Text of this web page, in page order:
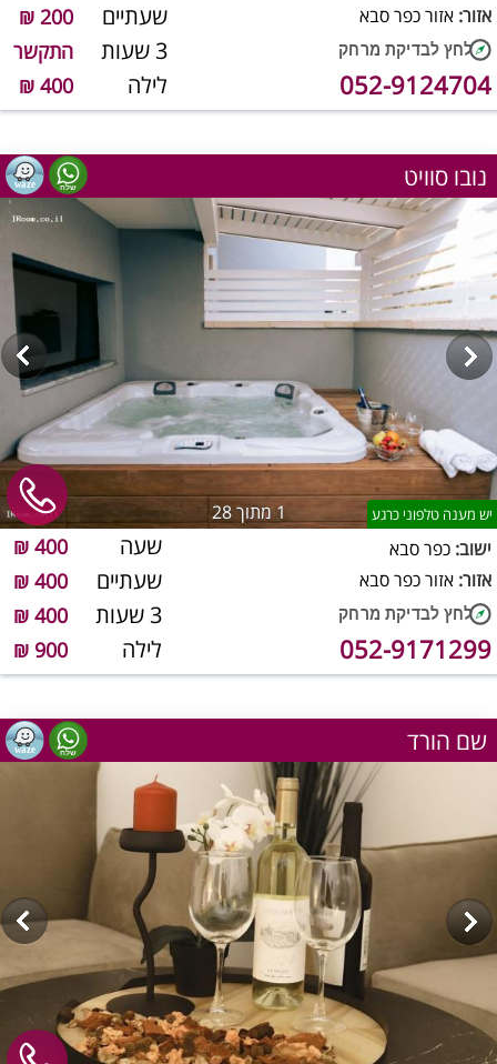
שעתיים 200 ₪
3 שעות התקשר
לילה 400 ₪
אזור: אזור כפר סבא
052-9124704
נובו סוויט
1מתוך 28 יש מענה טלפוני כרגע
שעה 400 ₪
שעתיים 400 ₪
3 שעות 400 ₪
לילה 900 ₪
ישוב: כפר סבא
אזור: אזור כפר סבא
052-9171299
שם הורד